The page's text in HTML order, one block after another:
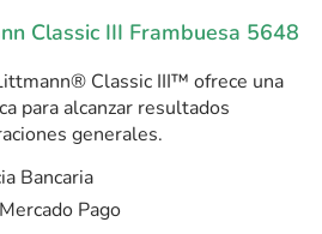
Classic III Frambuesa 5648
Classic III™ ofrece una
para alcanzar resultados
generales.
Bancaria
Pago